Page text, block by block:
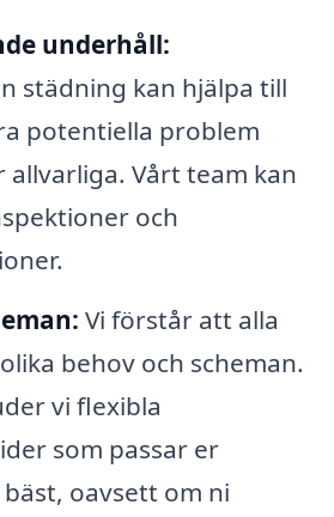
underhåll:
städning kan hjälpa till
potentiella problem
allvarliga. Vårt team kan
och
Vi förstår att alla
behov och scheman.
vi flexibla
som passar er
oavsett om ni